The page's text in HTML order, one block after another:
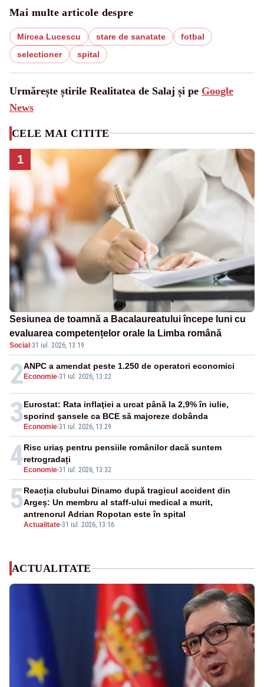
Mai multe articole despre
Mircea Lucescu stare de sanatate
fotbal
selectioner
spital
Urmărește știrile Realitatea de Salaj și pe Google
News
CELE MAI CITITE
1
Sesiunea de toamnă a Bacalaureatului începe luni cu
evaluarea competențelor orale la Limba română
Social ·31 iul. 2026, 13:19
2 Economie-31 iul. 2026, 13:22
ANPC a amendat peste 1.250 de operatori economici
3 Economie-31 iul. 2026, 13:29
Eurostat: Rata inflaţiei a urcat până la 2,9% în iulie,
sporind şansele ca BCE să majoreze dobânda
4 Economie-31 iul. 2026, 13:32
Risc uriaș pentru pensiile românilor dacă suntem
retrogradați
5
Actualitate-31 iul. 2026, 13:16
Reacția clubului Dinamo după tragicul accident din
Argeș: Un membru al staff-ului medical a murit,
antrenorul Adrian Ropotan este în spital
ACTUALITATE